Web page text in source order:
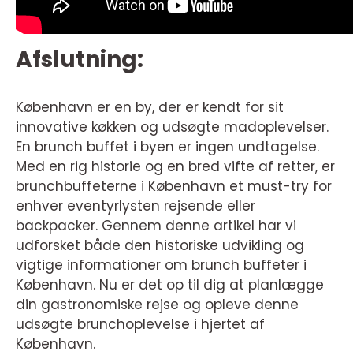
Afslutning:
København er en by, der er kendt for sit
innovative køkken og udsøgte madoplevelser.
En brunch buffet i byen er ingen undtagelse.
Med en rig historie og en bred vifte af retter, er
brunchbuffeterne i København et must-try for
enhver eventyrlysten rejsende eller
backpacker. Gennem denne artikel har vi
udforsket både den historiske udvikling og
vigtige informationer om brunch buffeter i
København. Nu er det op til dig at planlægge
din gastronomiske rejse og opleve denne
udsøgte brunchoplevelse i hjertet af
København.